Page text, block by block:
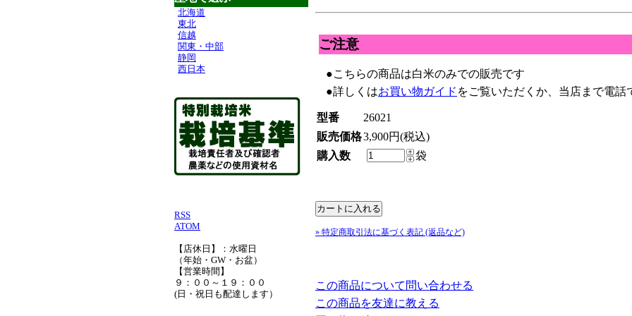
北海道
東北
信越
関東・中部
静岡
西日本
RSS
ATOM
【店休日】：水曜日
（年始・GW・お盆）
【営業時間】
９：００～１９：００
(日・祝日も配達します）
ご注意
●こちらの商品は白米のみでの販売です
●詳しくはお買い物ガイド をご覧いただくか、当店まで電話
型番
26021
販売価格3,900円(税込)
購入数
袋
» 特定商取引法に基づく表記 (返品など)
この商品について問い合わせる
この商品を友達に教える